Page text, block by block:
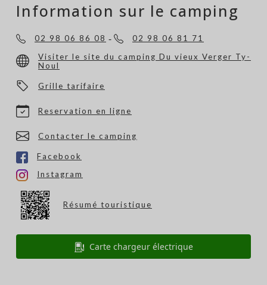
Information sur le camping
02 98 06 86 08 -
02 98 06 81 71
Visiter le site du camping Du vieux Verger Ty-
Noul
Grille tarifaire
Reservation en ligne
Contacter le camping
Facebook
Instagram
Résumé touristique
Carte chargeur électrique